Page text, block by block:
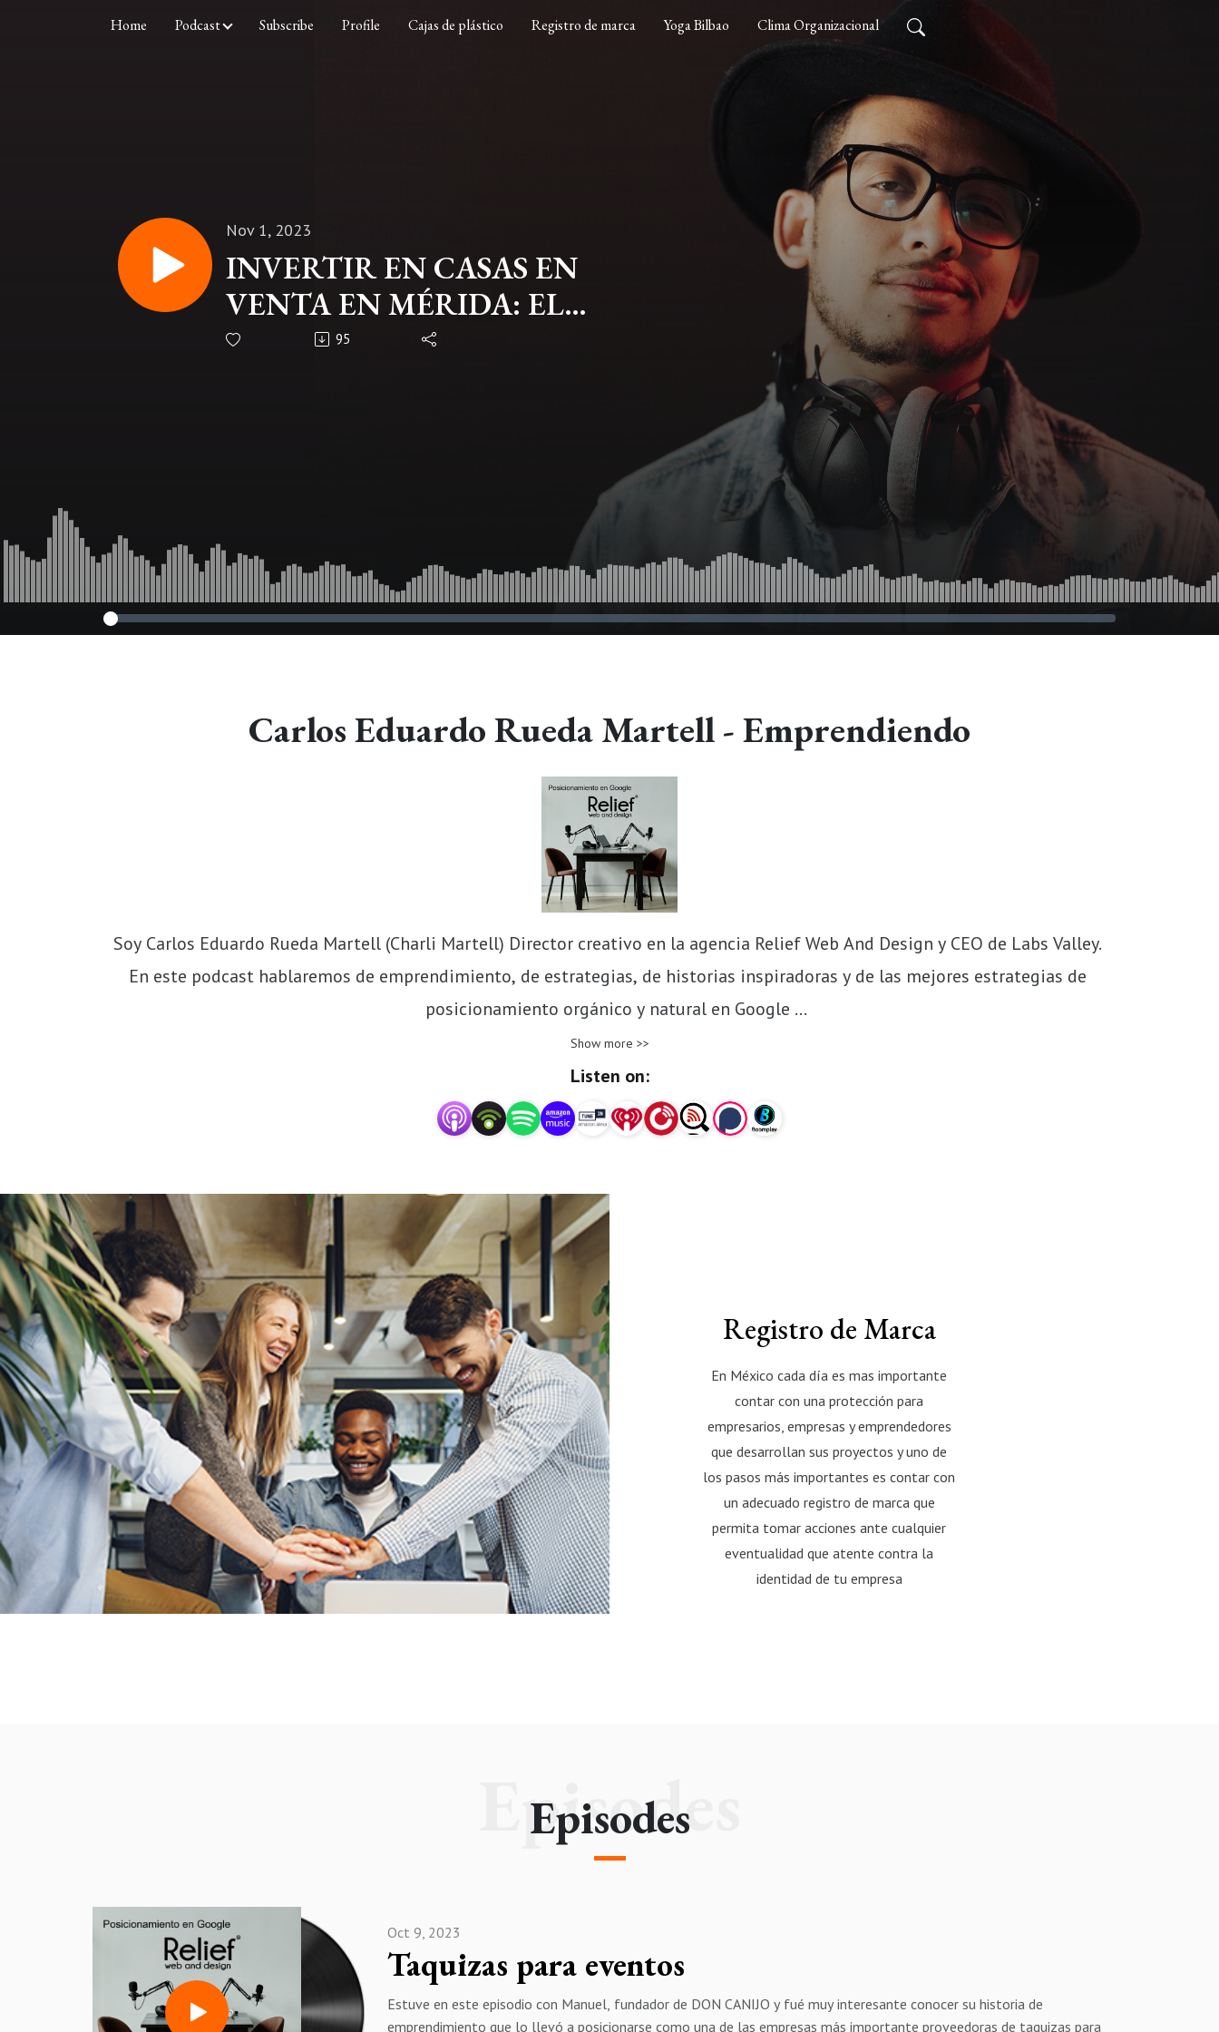
Home Podcast Subscribe Profile Cajas de plástico Registro de marca Yoga Bilbao Clima Organizacional
Nov 1, 2023
INVERTIR EN CASAS EN
VENTA EN MÉRIDA: EL
POTENCIAL DE BIENES
95
Carlos Eduardo Rueda Martell - Emprendiendo
Soy Carlos Eduardo Rueda Martell (Charli Martell) Director creativo en la agencia Relief Web And Design y CEO de Labs Valley.
En este podcast hablaremos de emprendimiento, de estrategias, de historias inspiradoras y de las mejores estrategias de
posicionamiento orgánico y natural en Google
https://paginaswebenguadalajara.com.mx/
Show more >>
Listen on:
Registro de Marca
En México cada día es mas importante
contar con una protección para
empresarios, empresas y emprendedores
que desarrollan sus proyectos y uno de
los pasos más importantes es contar con
un adecuado registro de marca que
permita tomar acciones ante cualquier
eventualidad que atente contra la
identidad de tu empresa
Episodes
Episodes
Taquizas para eventos
Oct 9, 2023
Estuve en este episodio con Manuel, fundador de DON CANIJO y fué muy interesante conocer su historia de
emprendimiento que lo llevó a posicionarse como una de las empresas más importante proveedoras de taquizas para